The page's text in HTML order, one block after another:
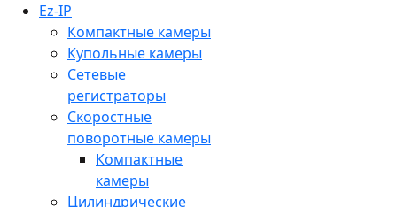
Ez-IP
Компактные камеры
Купольные камеры
Сетевые
регистраторы
Скоростные
поворотные камеры
Компактные
камеры
Цилиндрические